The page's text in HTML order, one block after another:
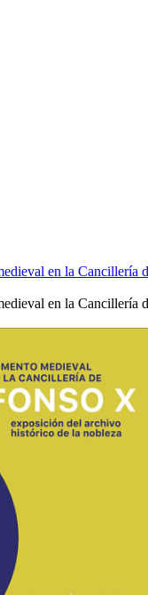
en la Cancillería
en la Cancillería